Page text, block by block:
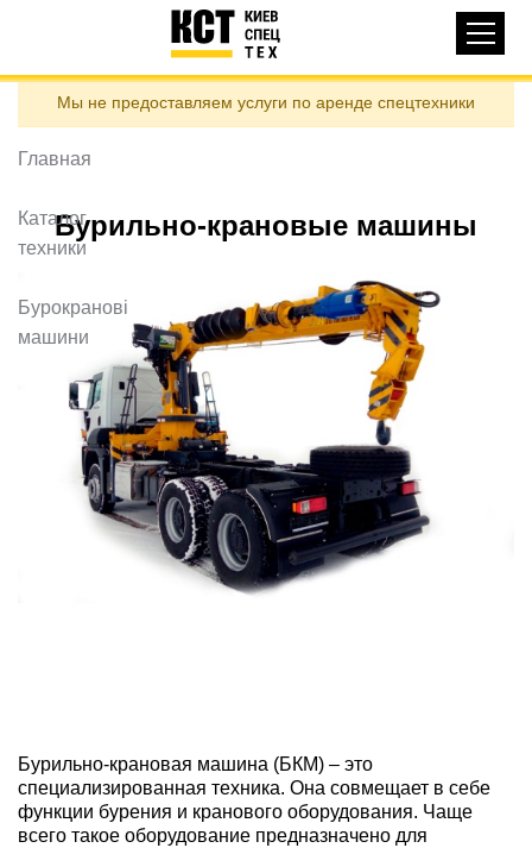
содержанию
навигация
КАТАЛОГ ТЕХНИКИ
ДОСТАВКА И ОПЛАТА
О НАС
ОТЗЫВЫ
КОНТАКТЫ
ПОЗВОНИТЬ
Контактні телефони:
ЗАДАТЬ ВОПРОС ua ru
Мы не предоставляем услуги по аренде спецтехники
Бурильно-крановые машины
Бурильно-крановая машина (БКМ) – это
специализированная техника. Она совмещает в себе
функции бурения и кранового оборудования. Чаще
всего такое оборудование предназначено для
Главная
Каталог
техники
Бурокранові
машини